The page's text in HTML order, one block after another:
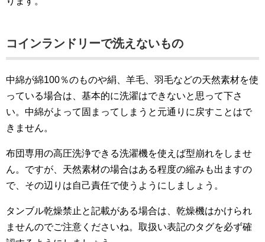
コインランドリーで洗えないもの
中綿が綿100％のものや絹、羊毛、羽毛などの天然素材を使
っている場合は、基本的に洗濯はできないと思って下さ
い。中綿がよって固まってしまうと元通りに戻すことはで
きません。
布団専用の高圧洗浄できる洗濯機を使えば型崩れをしませ
ん。ですが、天然素材の場合はある程度の縮みも出ますの
で、その辺りは自己責任で使うようにしましょう。
タンブル乾燥禁止と記載がある場合は、乾燥機はかけられ
ませんのでご注意くださいね。取扱い表記のタグを必ず確